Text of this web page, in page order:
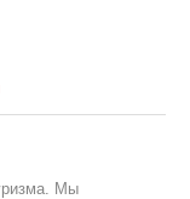
Мы